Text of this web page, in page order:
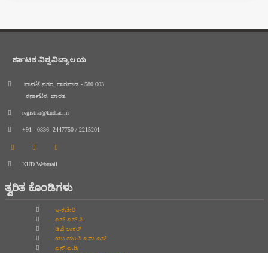
ಕರ್ನಾಟಕ ವಿಶ್ವವಿದ್ಯಾಲಯ
ಪಾವಟೆ ನಗರ, ಧಾರವಾಡ - 580 003.
ಕರ್ನಾಟಕ, ಭಾರತ.
registrar@kud.ac.in
+91 - 0836 -2447750 / 2215201
KUD Webmail
ತ್ವರಿತ ಕೊಂಡಿಗಳು
ಇ-ಕಚೇರಿ
ಎಸ್.ಎಸ್.ಪಿ
ಡಿಜಿ ಲಾಕರ್
ಯು.ಯು.ಸಿ.ಎಮ.ಎಸ್
ಎನ್.ಎ.ಡಿ